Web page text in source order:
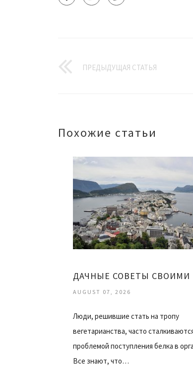
ПРЕДЫДУЩАЯ СТАТЬЯ
Похожие статьи
AUGUST 07, 2026
Люди, решившие стать на тропу
вегетарианства, часто
проблемой поступления белка в
Все знают, что…